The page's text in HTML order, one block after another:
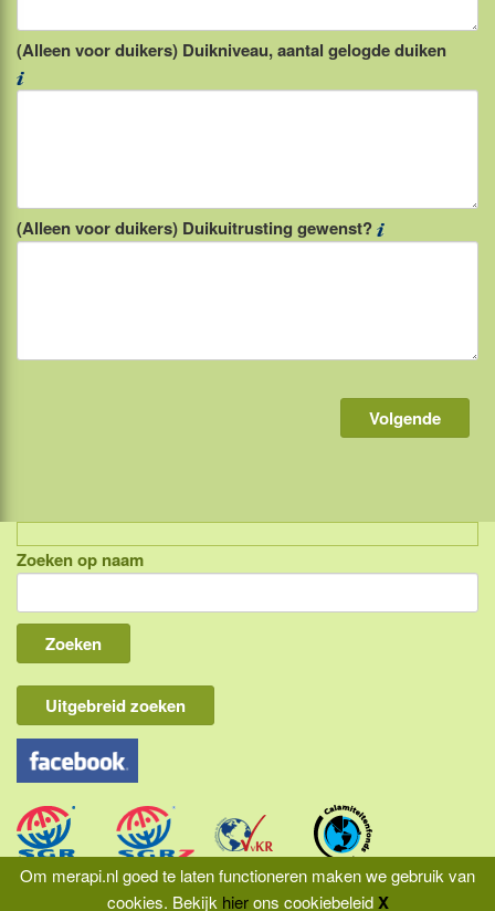
Om merapi.nl goed te laten functioneren maken we gebruik van
cookies. Bekijk hierons cookiebeleidX
(Alleen voor duikers) Duikniveau, aantal gelogde duiken
(Alleen voor duikers) Duikuitrusting gewenst?
Indonesië, eilandcombinaties
Bali
Lombok
Flores & Komodo
Overige Sunda eilanden
Java
Kalimantan
Molukken
Zoeken op naam
Uitgebreid zoeken